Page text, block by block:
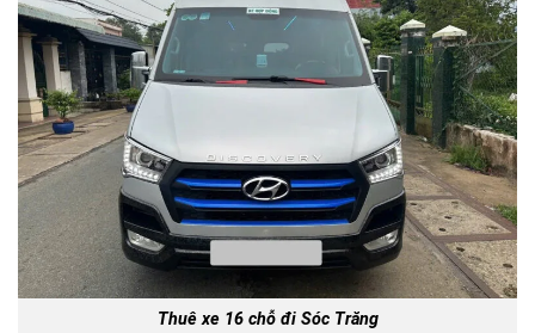
Thuê xe 16 chỗ đi Sóc Trăng